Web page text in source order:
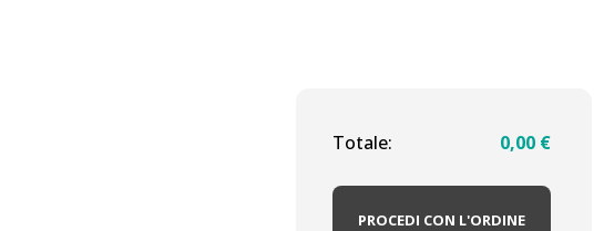
Totale: 0,00 €
PROCEDI CON L'ORDINE